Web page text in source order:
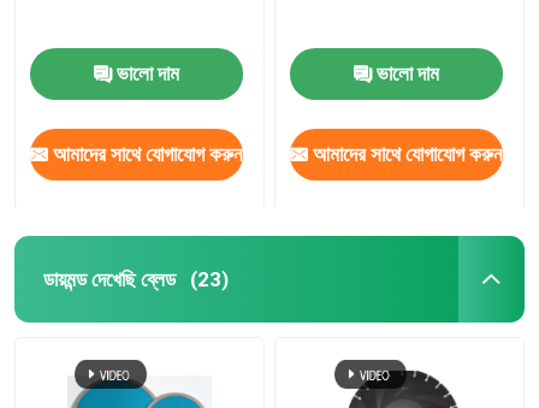
ভালো দাম
আমাদের সাথে যোগাযোগ করুন
ভালো দাম
আমাদের সাথে যোগাযোগ করুন
ডায়মন্ড দেখেছি ব্লেড (23)